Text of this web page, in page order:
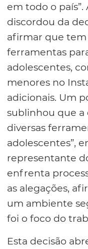
em todo o país”.
discordou da
afirmar que
ferramentas
adolescentes,
menores no
adicionais. Um
sublinhou que a
diversas
adolescentes”,
representante
enfrenta
as alegações,
um ambiente
foi o foco do
Esta decisão